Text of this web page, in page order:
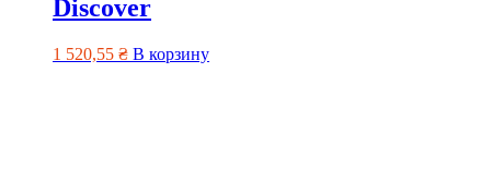
Discover
1 520,55 ₴ В корзину